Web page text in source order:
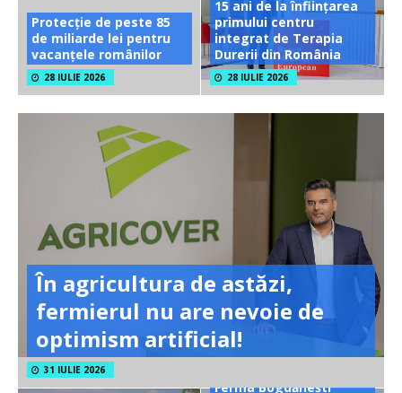
Protecție de peste 85
de miliarde lei pentru
vacanțele românilor
28 IULIE 2026
15 ani de la înființarea
primului centru
integrat de Terapia
Durerii din România
28 IULIE 2026
În agricultura de astăzi,
fermierul nu are nevoie de
optimism artificial!
31 IULIE 2026
Ferma Bogdănești